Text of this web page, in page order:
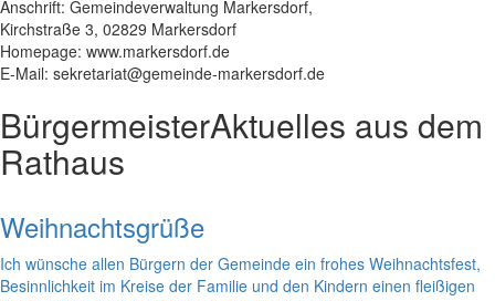
Anschrift: Gemeindeverwaltung Markersdorf,
Kirchstraße 3, 02829 Markersdorf
Homepage: www.markersdorf.de
E-Mail: sekretariat@gemeinde-markersdorf.de
BürgermeisterAktuelles aus dem
Rathaus
Weihnachtsgrüße
Ich wünsche allen Bürgern der Gemeinde ein frohes Weihnachtsfest,
Besinnlichkeit im Kreise der Familie und den Kindern einen fleißigen